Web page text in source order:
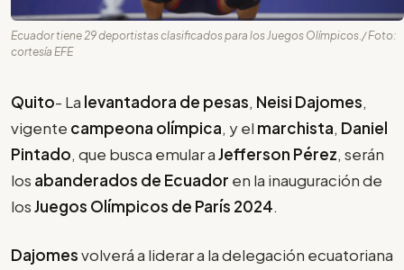
Ecuador tiene 29 deportistas clasificados para los Juegos Olímpicos./ Foto:
cortesía EFE
Quito- La levantadora de pesas, Neisi Dajomes,
vigente campeona olímpica, y el marchista, Daniel
Pintado, que busca emular aJefferson Pérez, serán
los abanderados de Ecuador en la inauguración de
losJuegos Olímpicos de París 2024.
Dajomesvolverá a liderar a la delegación ecuatoriana